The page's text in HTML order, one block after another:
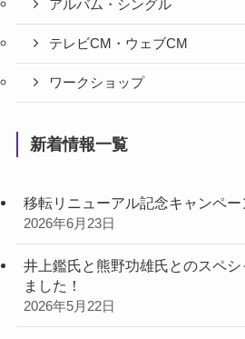
アルバム・シングル
テレビCM・ウェブCM
ワークショップ
新着情報一覧
移転リニューアル記念キャンペ
2026年6月23日
井上鑑氏と熊野功雄氏とのスペ
ました！
2026年5月22日